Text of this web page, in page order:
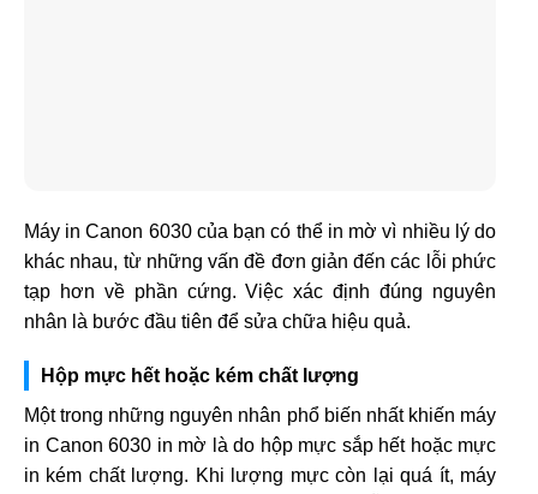
Máy in Canon 6030 của bạn có thể in mờ vì nhiều lý do
khác nhau, từ những vấn đề đơn giản đến các lỗi phức
tạp hơn về phần cứng. Việc xác định đúng nguyên
nhân là bước đầu tiên để sửa chữa hiệu quả.
Hộp mực hết hoặc kém chất lượng
Một trong những nguyên nhân phổ biến nhất khiến máy
in Canon 6030 in mờ là do hộp mực sắp hết hoặc mực
in kém chất lượng. Khi lượng mực còn lại quá ít, máy